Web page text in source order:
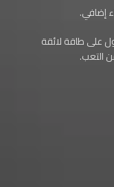
إضافي.
على طاقة لائقة
التعب.